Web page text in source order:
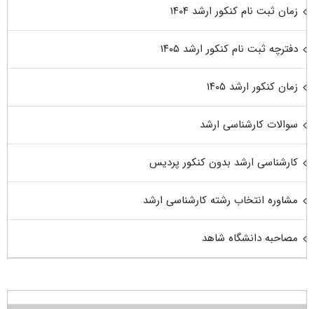
زمان ثبت نام کنکور ارشد ۱۴۰۴
دفترچه ثبت نام کنکور ارشد ۱۴۰۵
زمان کنکور ارشد ۱۴۰۵
سوالات کارشناسی ارشد
کارشناسی ارشد بدون کنکور پردیس
مشاوره انتخاب رشته کارشناسی ارشد
مصاحبه دانشگاه شاهد